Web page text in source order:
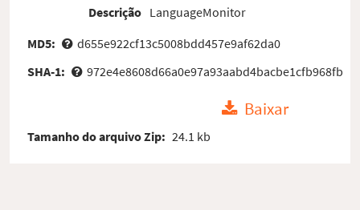
Descrição LanguageMonitor
MD5:
d655e922cf13c5008bdd457e9af62da0
SHA-1:
972e4e8608d66a0e97a93aabd4bacbe1cfb968fb
Baixar
Tamanho do arquivo Zip: 24.1 kb